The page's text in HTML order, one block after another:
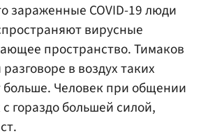
зараженные COVID-19 люди
вирусные
пространство. Тимаков
в воздух таких
больше. Человек при общении
гораздо большей силой,